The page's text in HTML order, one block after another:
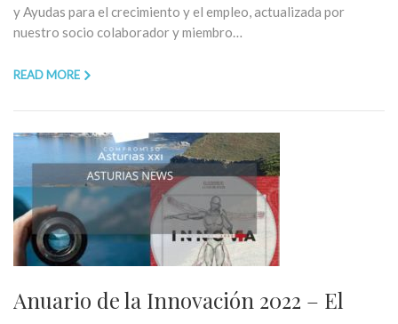
y Ayudas para el crecimiento y el empleo, actualizada por
nuestro socio colaborador y miembro…
READ MORE
Anuario de la Innovación 2022 – El